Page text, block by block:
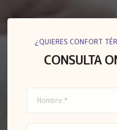
¿QUIERES CONFORT
CONSULTA